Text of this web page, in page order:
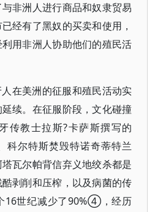
非洲人进行商品和奴隶贸易
经有了黑奴的买卖和使用，
用非洲人协助他们的殖民活
在美洲的征服和殖民活动实
续。在征服阶段，文化碰撞
传教士拉斯?卡萨斯撰写的
科尔特斯焚毁特诺奇蒂特兰
瓦尔帕背信弃义地绞杀都是
剥削和压榨，以及病菌的传
16世纪减少了90%④，经历